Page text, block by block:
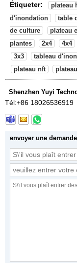
Étiqueter: plateau
d'inondation
table
de culture
plateau
plantes
2x4 4x4
3x3
tableau
plateau nft
Shenzhen Yuyi
Tél:+86 18026536919
envoyer une demande